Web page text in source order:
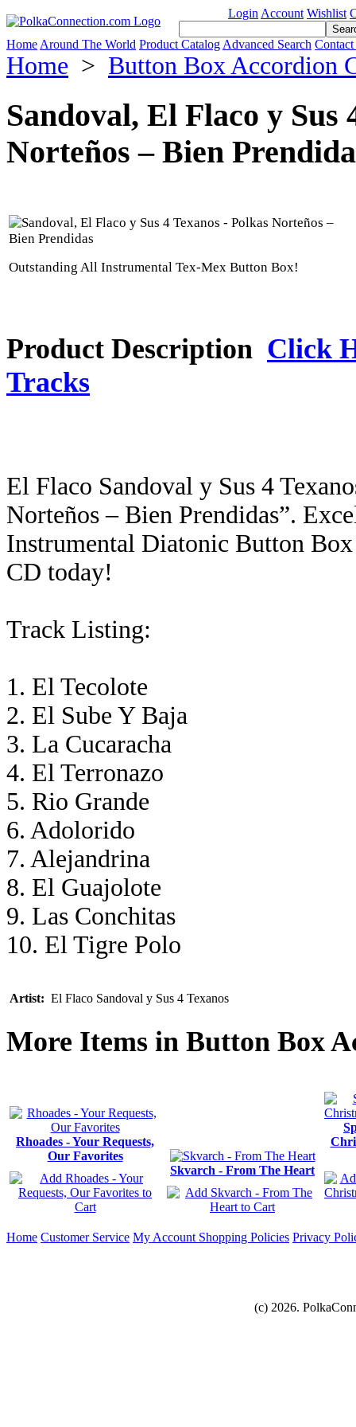
Login Account Wishlist
Home Around The World Product Catalog Advanced Search
Home > Button Box Accordion
Sandoval, El Flaco y Sus
Norteños – Bien
Outstanding All Instrumental Tex-Mex Button Box!
Product Description Click
Tracks
El Flaco Sandoval y Sus 4
Norteños – Bien Prendidas”.
Instrumental Diatonic Button
CD today!
Track Listing:
1. El Tecolote
2. El Sube Y Baja
3. La Cucaracha
4. El Terronazo
5. Rio Grande
6. Adolorido
7. Alejandrina
8. El Guajolote
9. Las Conchitas
10. El Tigre Polo
Artist: El Flaco Sandoval y Sus 4 Texanos
More Items in Button Box
Rhoades - Your Requests,
Our Favorites
Skvarch - From The Heart
Home Customer Service My Account Shopping Policies Privacy
(c) 2026.